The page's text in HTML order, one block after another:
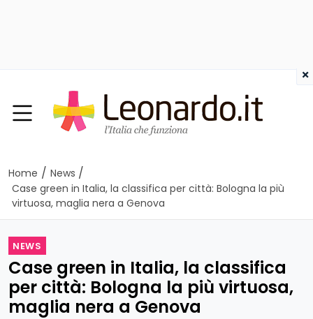
Home / News /
Case green in Italia, la classifica per città: Bologna la più
virtuosa, maglia nera a Genova
NEWS
Case green in Italia, la classifica
per città: Bologna la più virtuosa,
maglia nera a Genova
×